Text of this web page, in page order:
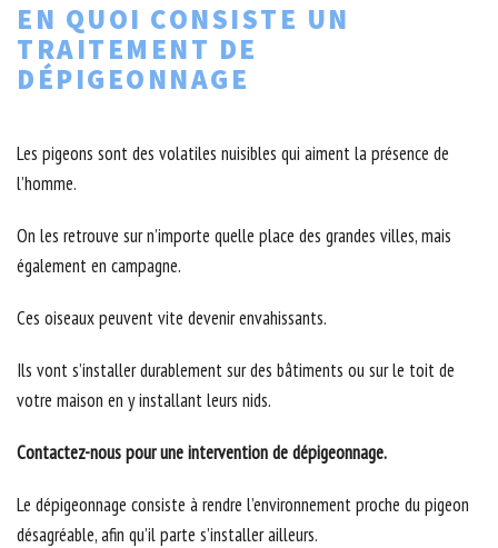
EN QUOI CONSISTE UN
TRAITEMENT DE
DÉPIGEONNAGE
Les pigeons sont des volatiles nuisibles qui aiment la présence de
l’homme.
On les retrouve sur n’importe quelle place des grandes villes, mais
également en campagne.
Ces oiseaux peuvent vite devenir envahissants.
Ils vont s’installer durablement sur des bâtiments ou sur le toit de
votre maison en y installant leurs nids.
Contactez-nous pour une intervention de dépigeonnage.
Le dépigeonnage consiste à rendre l’environnement proche du pigeon
désagréable, afin qu’il parte s’installer ailleurs.